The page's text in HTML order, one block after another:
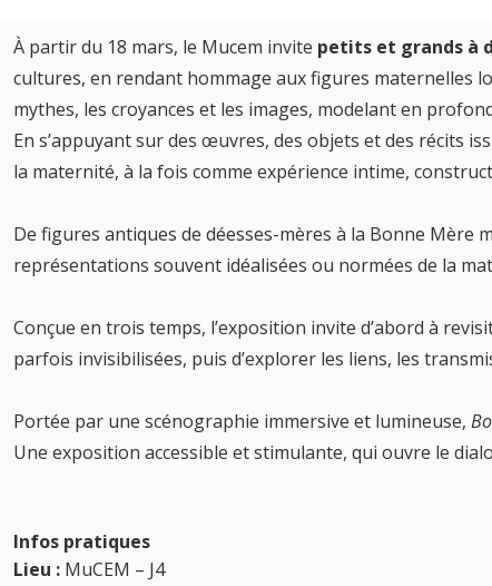
À partir du 18 mars, le Mucem invite petits et grands à
cultures, en rendant hommage aux figures maternelles
mythes, les croyances et les images, modelant en
En s’appuyant sur des œuvres, des objets et des récits
la maternité, à la fois comme expérience intime,
De figures antiques de déesses-mères à la Bonne
représentations souvent idéalisées ou normées de la
Conçue en trois temps, l’exposition invite d’abord à
parfois invisibilisées, puis d’explorer les liens, les
Portée par une scénographie immersive et lumineuse,
Une exposition accessible et stimulante, qui ouvre le
Infos pratiques
Lieu : MuCEM – J4